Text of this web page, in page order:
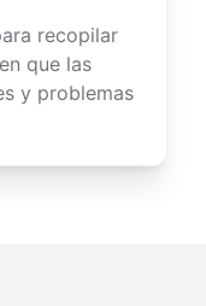
recopilar
que las
y problemas